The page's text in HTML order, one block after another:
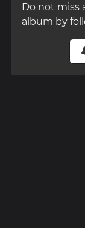
Do not miss
album by